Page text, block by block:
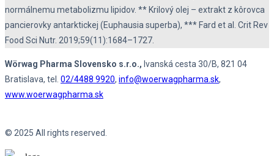
normálnemu metabolizmu lipidov. ** Krilový olej – extrakt z kôrovca
pancierovky antarktickej (Euphausia superba), *** Fard et al. Crit Rev
Food Sci Nutr. 2019;59(11):1684–1727.
Wörwag Pharma Slovensko s.r.o., Ivanská cesta 30/B, 821 04
Bratislava, tel. 02/4488 9920, info@woerwagpharma.sk,
www.woerwagpharma.sk
© 2025 All rights reserved.